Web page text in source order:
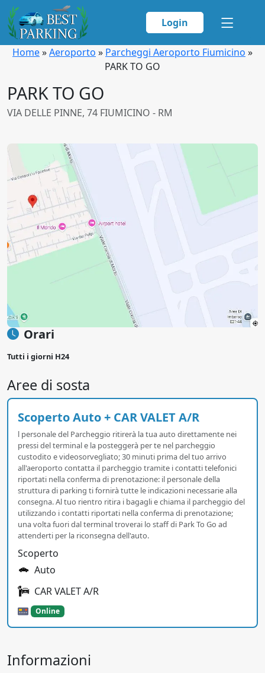
Login
Home»Aeroporto » Parcheggi Aeroporto Fiumicino »
PARK TO GO
PARK TO GO
VIA DELLE PINNE, 74 FIUMICINO - RM
Orari
Tutti i giorni H24
Aree di sosta
Scoperto Auto + CAR VALET A/R
l personale del Parcheggio ritirerà la tua auto direttamente nei
pressi del terminal e la posteggerà per te nel parcheggio
custodito e videosorvegliato; 30 minuti prima del tuo arrivo
all'aeroporto contatta il parcheggio tramite i contatti telefonici
riportati nella conferma di prenotazione: il personale della
struttura di parking ti fornirà tutte le indicazioni necessarie alla
consegna. Al tuo rientro ritira i bagagli e chiama il parcheggio del
utilizzando i contatti riportati nella conferma di prenotazione;
una volta fuori dal terminal troverai lo staff di Park To Go ad
attenderti per la riconsegna dell'auto.
Scoperto
Auto
CAR VALET A/R
Online
Informazioni